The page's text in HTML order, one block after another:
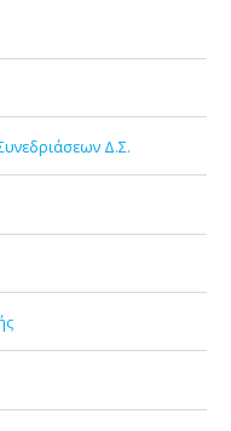
Δ.Σ.